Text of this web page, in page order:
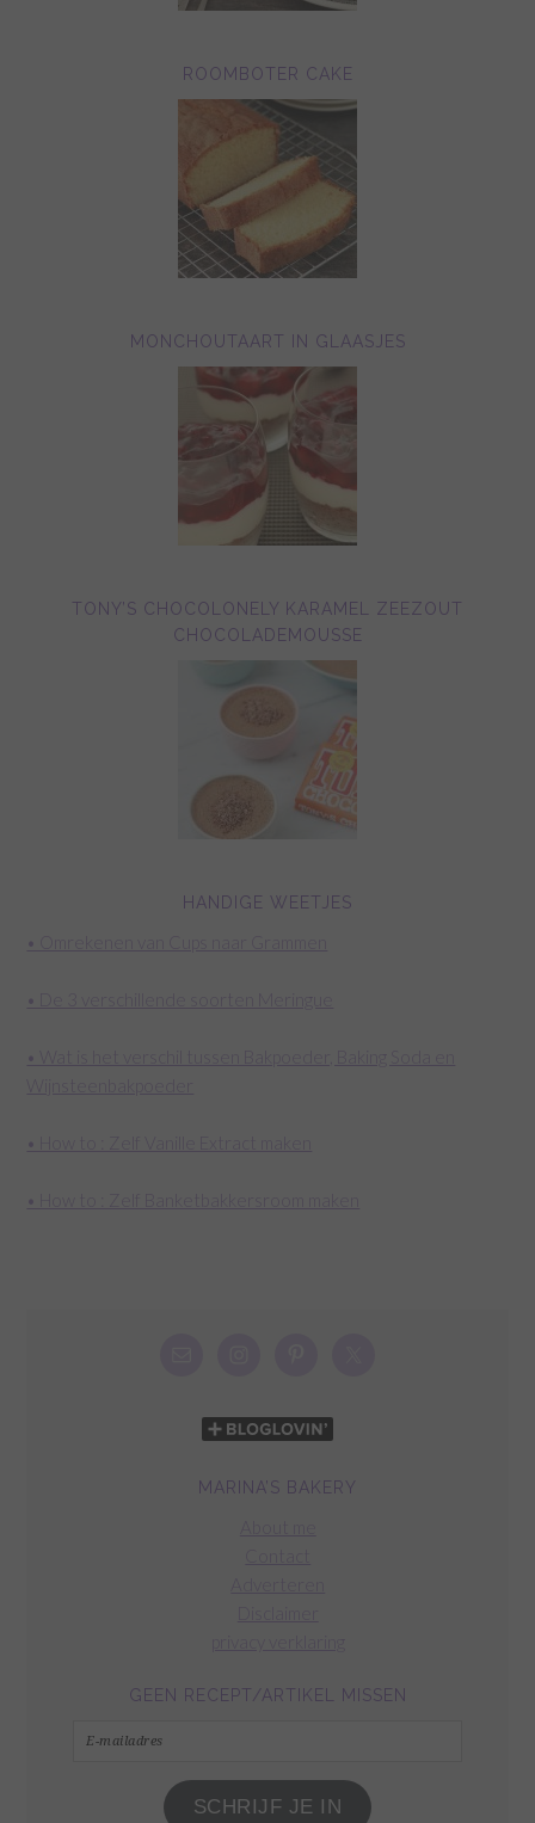
ROOMBOTER CAKE
MONCHOUTAART IN GLAASJES
TONY’S CHOCOLONELY KARAMEL ZEEZOUT
CHOCOLADEMOUSSE
HANDIGE WEETJES
• Omrekenen van Cups naar Grammen
• De 3 verschillende soorten Meringue
• Wat is het verschil tussen Bakpoeder, Baking Soda en
• How to : Zelf Vanille Extract maken
• How to : Zelf Banketbakkersroom maken
MARINA’S BAKERY
GEEN RECEPT/ARTIKEL MISSEN
SCHRIJF JE IN